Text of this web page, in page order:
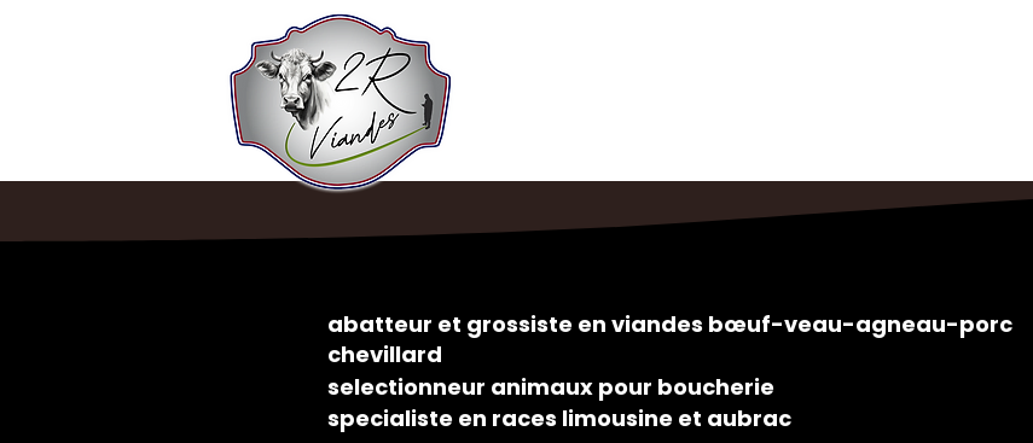
abatteur et grossiste en viandes bœuf-veau-agneau-porc
chevillard
selectionneur animaux pour boucherie
specialiste en races limousine et aubrac